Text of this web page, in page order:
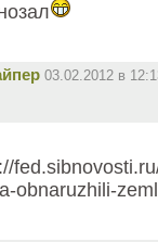
03.02.2012 в
obnaruzhili-